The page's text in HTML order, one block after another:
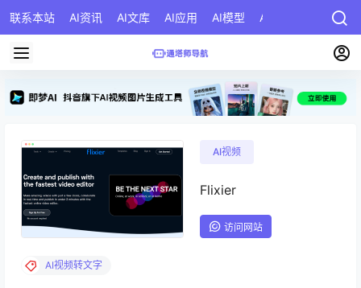
联系本站 AI资讯 AI文库 AI应用 AI模型 AI公司 AI提示词
AI视频
Flixier
访问网站
AI视频转文字